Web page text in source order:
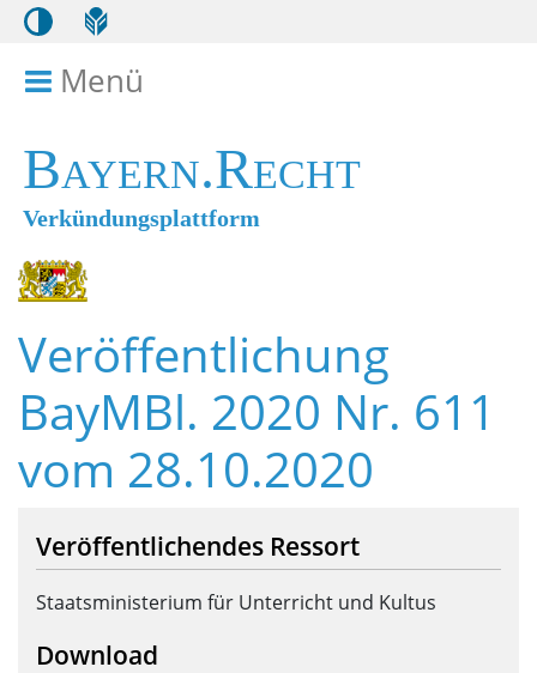
Menü
Bayern.Recht
Verkündungsplattform
Veröffentlichung
BayMBl. 2020 Nr. 611
vom 28.10.2020
Veröffentlichendes Ressort
Staatsministerium für Unterricht und Kultus
Download